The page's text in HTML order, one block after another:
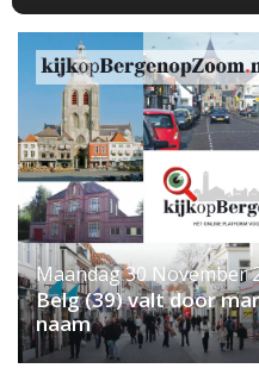
Maandag 30 November
Belg (39) valt door
naam